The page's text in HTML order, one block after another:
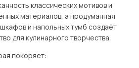
классических мотивов и
материалов, а продуманная
и напольных тумб создаёт
для кулинарного творчества.
покоряет: